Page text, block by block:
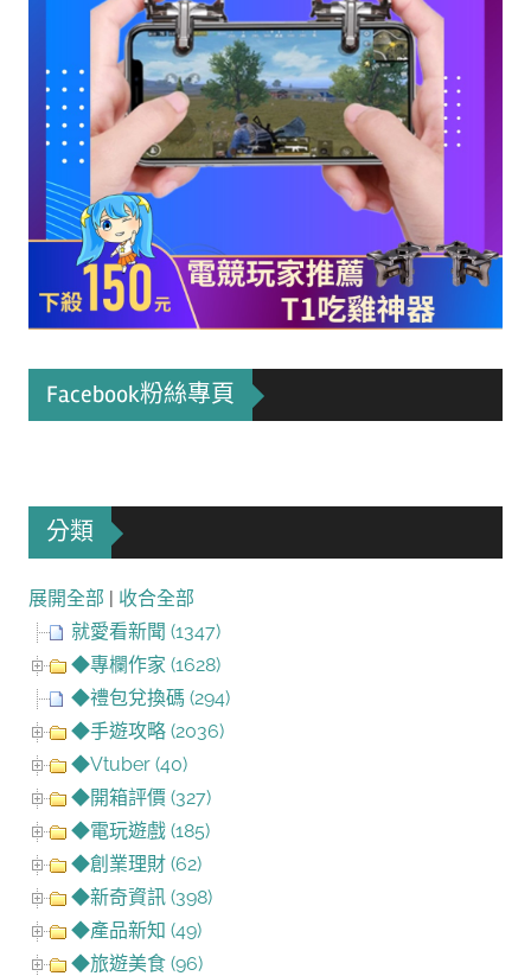
Facebook粉絲專頁
分類
展開全部 | 收合全部
就愛看新聞 (1347)
◆專欄作家 (1628)
◆禮包兌換碼 (294)
◆手遊攻略 (2036)
◆Vtuber (40)
◆開箱評價 (327)
◆電玩遊戲 (185)
◆創業理財 (62)
◆新奇資訊 (398)
◆產品新知 (49)
◆旅遊美食 (96)